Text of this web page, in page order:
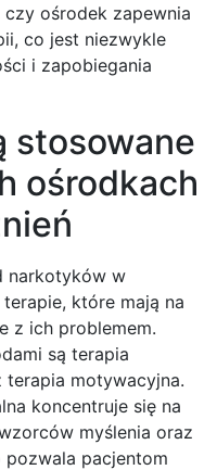
ośrodek zapewnia
co jest niezwykle
i zapobiegania
stosowane
ośrodkach
narkotyków w
które mają na
z ich problemem.
są terapia
motywacyjna.
koncentruje się na
myślenia oraz
pacjentom